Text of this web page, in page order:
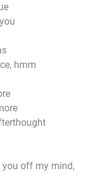
hmm
you off my mind,